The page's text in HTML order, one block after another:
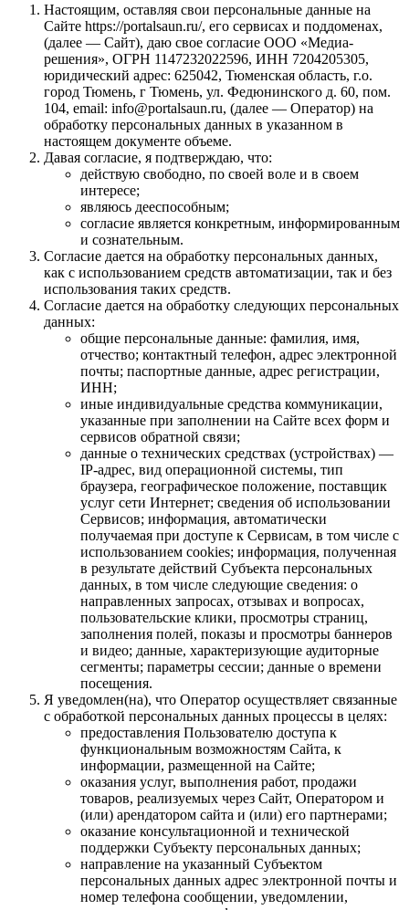
Настоящим, оставляя свои персональные данные на
Сайте https://portalsaun.ru/, его сервисах и поддоменах,
(далее — Сайт), даю свое согласие ООО «Медиа-
решения», ОГРН 1147232022596, ИНН 7204205305,
юридический адрес: 625042, Тюменская область, г.о.
город Тюмень, г Тюмень, ул. Федюнинского д. 60, пом.
104, email: info@portalsaun.ru, (далее — Оператор) на
обработку персональных данных в указанном в
настоящем документе объеме.
Давая согласие, я подтверждаю, что:
действую свободно, по своей воле и в своем
интересе;
являюсь дееспособным;
согласие является конкретным, информированным
и сознательным.
Согласие дается на обработку персональных данных,
как с использованием средств автоматизации, так и без
использования таких средств.
Согласие дается на обработку следующих персональных
данных:
общие персональные данные: фамилия, имя,
отчество; контактный телефон, адрес электронной
почты; паспортные данные, адрес регистрации,
ИНН;
иные индивидуальные средства коммуникации,
указанные при заполнении на Сайте всех форм и
сервисов обратной связи;
данные о технических средствах (устройствах) —
IP-адрес, вид операционной системы, тип
браузера, географическое положение, поставщик
услуг сети Интернет; сведения об использовании
Сервисов; информация, автоматически
получаемая при доступе к Сервисам, в том числе с
использованием cookies; информация, полученная
в результате действий Субъекта персональных
данных, в том числе следующие сведения: о
направленных запросах, отзывах и вопросах,
пользовательские клики, просмотры страниц,
заполнения полей, показы и просмотры баннеров
и видео; данные, характеризующие аудиторные
сегменты; параметры сессии; данные о времени
посещения.
Я уведомлен(на), что Оператор осуществляет связанные
с обработкой персональных данных процессы в целях:
предоставления Пользователю доступа к
функциональным возможностям Сайта, к
информации, размещенной на Сайте;
оказания услуг, выполнения работ, продажи
товаров, реализуемых через Сайт, Оператором и
(или) арендатором сайта и (или) его партнерами;
оказание консультационной и технической
поддержки Субъекту персональных данных;
направление на указанный Субъектом
персональных данных адрес электронной почты и
номер телефона сообщении, уведомлении,